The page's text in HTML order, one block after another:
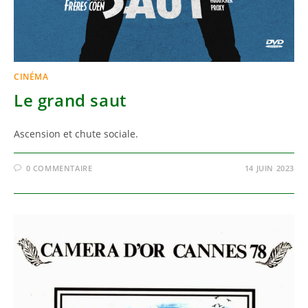
CINÉMA
Le grand saut
Ascension et chute sociale.
0 COMMENTAIRE 14 JUIN 2023